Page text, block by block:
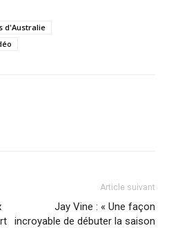
d'Australie
Article suivant
Jay Vine : « Une façon
incroyable de débuter la saison